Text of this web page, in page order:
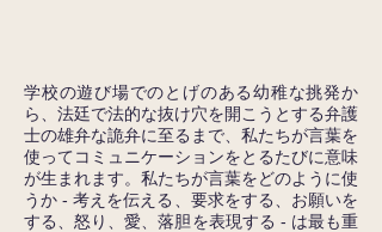
学校の遊び場でのとげのある幼稚な挑発か
ら、法廷で法的な抜け穴を開こうとする弁護
士の雄弁な詭弁に至るまで、私たちが言葉を
使ってコミュニケーションをとるたびに意味
が生まれます。私たちが言葉をどのように使
うか - 考えを伝える、要求をする、お願いを
する、怒り、愛、落胆を表現する - は最も重